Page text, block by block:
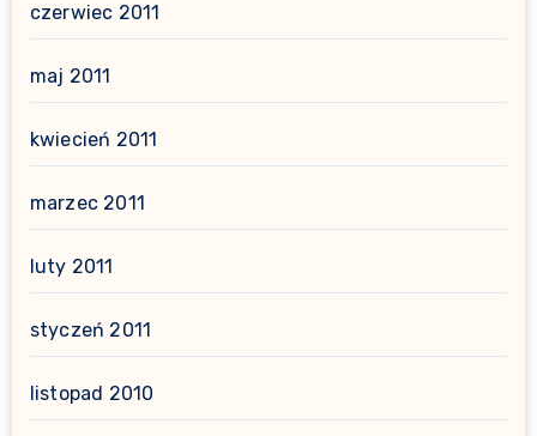
czerwiec 2011
maj 2011
kwiecień 2011
marzec 2011
luty 2011
styczeń 2011
listopad 2010